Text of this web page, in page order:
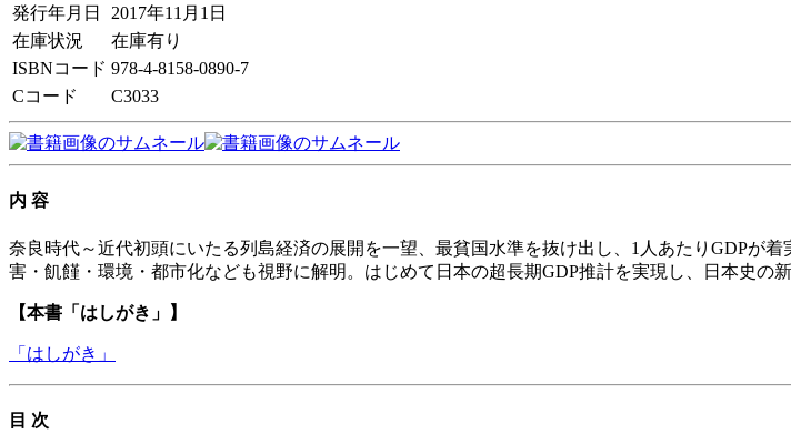
発行年月日
2017年11月1日
在庫状況
在庫有り
ISBNコード 978-4-8158-0890-7
Cコード
C3033
内 容
奈良時代～近代初頭にいたる列島経済の展開を一望、最貧国水準を抜け出し、1人あたりGDPが
害・飢饉・環境・都市化なども視野に解明。はじめて日本の超長期GDP推計を実現し、日本史の新
【本書「はしがき」】
「はしがき」
目 次